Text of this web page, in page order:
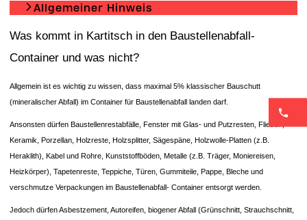
Allgemeiner Hinweis
Was kommt in Kartitsch in den Baustellenabfall-
Container und was nicht?
Allgemein ist es wichtig zu wissen, dass maximal 5% klassischer Bauschutt
(mineralischer Abfall) im Container für Baustellenabfall landen darf.
Ansonsten dürfen Baustellenrestabfälle, Fenster mit Glas- und Putzresten, Fliesen,
Keramik, Porzellan, Holzreste, Holzsplitter, Sägespäne, Holzwolle-Platten (z.B.
Heraklith), Kabel und Rohre, Kunststoffböden, Metalle (z.B. Träger, Moniereisen,
Heizkörper), Tapetenreste, Teppiche, Türen, Gummiteile, Pappe, Bleche und
verschmutze Verpackungen im Baustellenabfall- Container entsorgt werden.
Jedoch dürfen Asbestzement, Autoreifen, biogener Abfall (Grünschnitt, Strauchschnitt,